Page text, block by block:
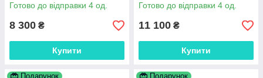
Готово до відправки 4 од.
8 300 ₴
Купити
Готово до відправки 4 од.
11 100 ₴
Купити
Подарунок Подарунок